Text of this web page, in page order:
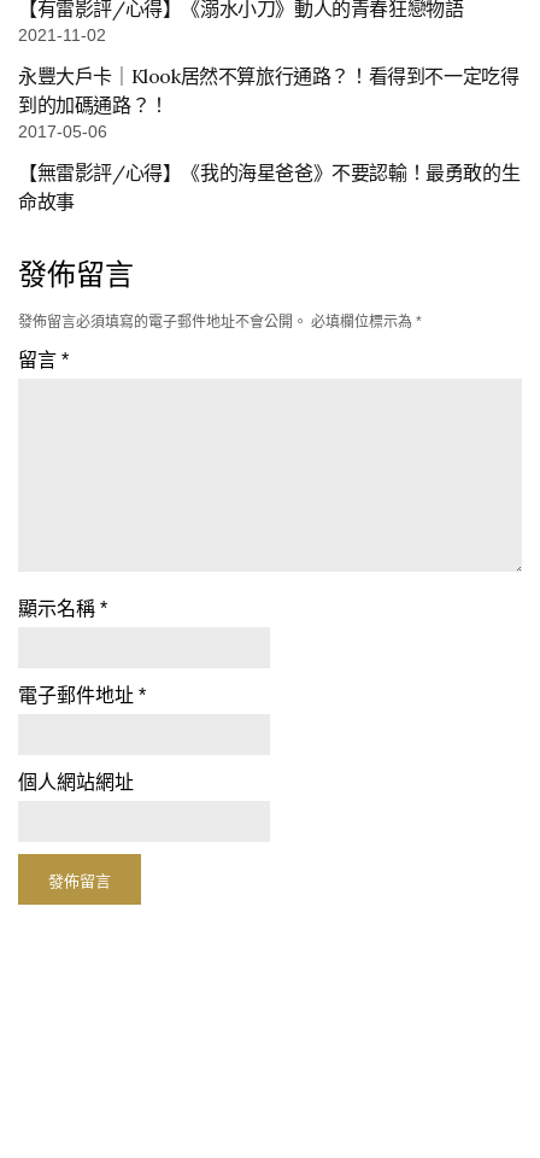
【有雷影評/心得】《溺水小刀》動人的青春狂戀物語
2021-11-02
永豐大戶卡｜Klook居然不算旅行通路？！看得到不一定吃得
到的加碼通路？！
2017-05-06
【無雷影評/心得】《我的海星爸爸》不要認輸！最勇敢的生
命故事
發佈留言
發佈留言必須填寫的電子郵件地址不會公開。 必填欄位標示為 *
留言 *
顯示名稱 *
電子郵件地址 *
個人網站網址